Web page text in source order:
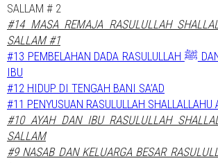
SALLAM # 2
#14 MASA REMAJA RASULULLAH
SALLAM #1
#13 PEMBELAHAN DADA RASULULLAH ﷺ DAN WAFATNYA SANG
IBU
#12 HIDUP DI TENGAH BANI SA’AD
#11 PENYUSUAN RASULULLAH
#10 AYAH DAN IBU RASULULLAH
SALLAM
#9 NASAB DAN KELUARGA BESAR